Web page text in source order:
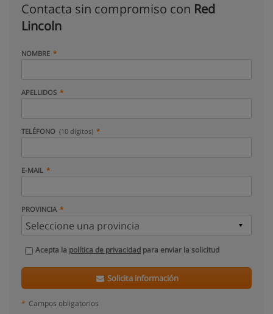
Contacta sin compromiso con Red
Lincoln
NOMBRE
APELLIDOS
TELÉFONO (10 dígitos)
E-MAIL
PROVINCIA
Acepta la política de privacidad para enviar la solicitud
Solicita información
* Campos obligatorios